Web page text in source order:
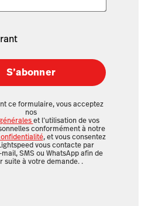
S’abonner
ce formulaire, vous acceptez
nos
et l’utilisation de vos
conformément à notre
, et vous consentez
vous contacte par
SMS ou WhatsApp afin de
suite à votre demande. .